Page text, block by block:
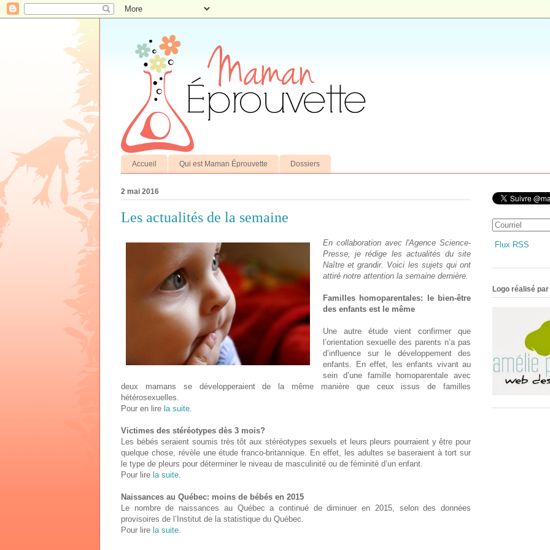
Accueil Qui est Maman Éprouvette Dossiers
2 mai 2016
Les actualités de la semaine
En collaboration avec l'Agence Science-
Presse, je rédige les actualités du site
Naître et grandir. Voici les sujets qui ont
attiré notre attention la semaine dernière.
Familles homoparentales: le bien-être
des enfants est le même
Une autre étude vient confirmer que
l’orientation sexuelle des parents n’a pas
d’influence sur le développement des
enfants. En effet, les enfants vivant au
sein d’une famille homoparentale avec
deux mamans se développeraient de la même manière que ceux issus de familles
hétérosexuelles.
Pour en lire la suite.
Victimes des stéréotypes dès 3 mois?
Les bébés seraient soumis très tôt aux stéréotypes sexuels et leurs pleurs pourraient y être pour
quelque chose, révèle une étude franco-britannique. En effet, les adultes se baseraient à tort sur
le type de pleurs pour déterminer le niveau de masculinité ou de féminité d’un enfant.
Pour lire la suite.
Naissances au Québec: moins de bébés en 2015
Le nombre de naissances au Québec a continué de diminuer en 2015, selon des données
provisoires de l’Institut de la statistique du Québec.
Pour lire la suite.
Flux RSS
Logo réalisé par